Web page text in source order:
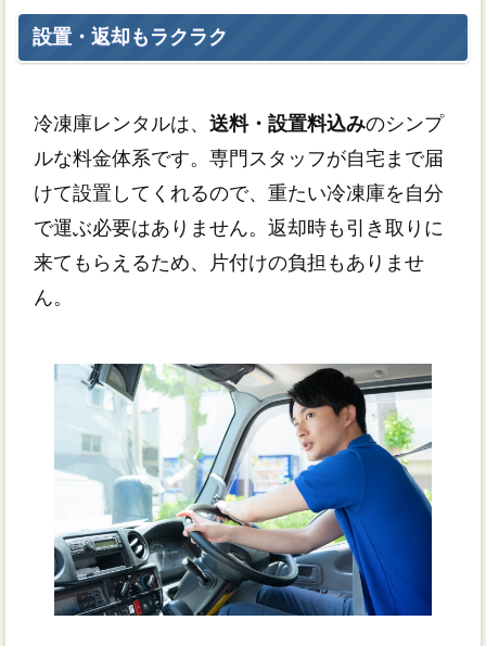
設置・返却もラクラク
冷凍庫レンタルは、 送料・設置料込みのシンプ
ルな料金体系です。専門スタッフが自宅まで届
けて設置してくれるので、重たい冷凍庫を自分
で運ぶ必要はありません。返却時も引き取りに
来てもらえるため、片付けの負担もありませ
ん。